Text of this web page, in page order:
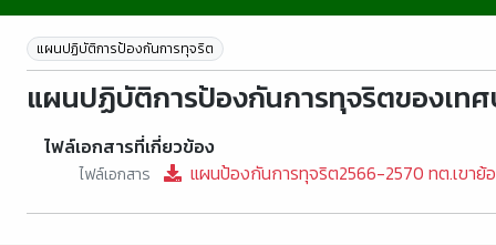
แผนปฏิบัติการป้องกันการทุจริต
แผนปฏิบัติการป้องกันการทุจริตของเท
ไฟล์เอกสารที่เกี่ยวข้อง
ไฟล์เอกสาร แผนป้องกันการทุจริต2566-2570 ทต.เขาย้